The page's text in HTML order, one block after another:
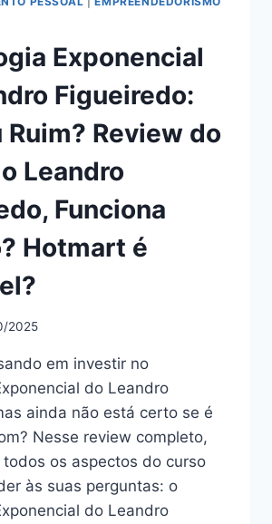
Exponencial
Figueiredo:
Ruim? Review do
Leandro
Funciona
Hotmart é
2025
em investir no
do Leandro
ainda não está certo se é
Nesse review completo,
os aspectos do curso
às suas perguntas: o
do Leandro